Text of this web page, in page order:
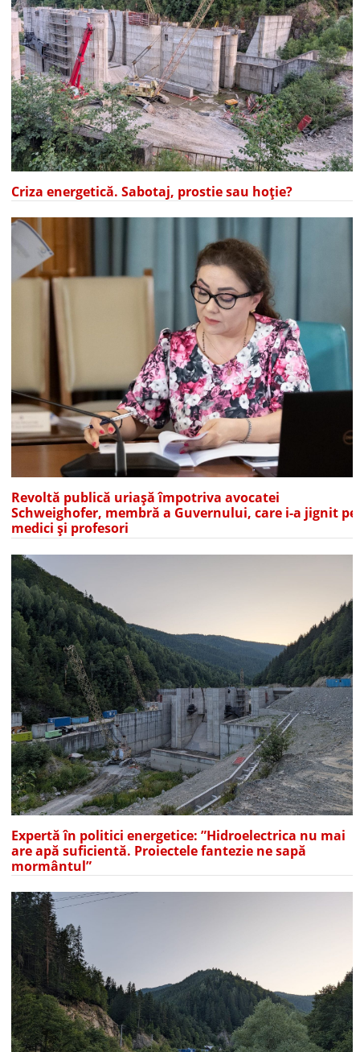
Criza energetică. Sabotaj, prostie sau hoție?
Revoltă publică uriașă împotriva avocatei
Schweighofer, membră a Guvernului, care i-a jignit pe
medici și profesori
Expertă în politici energetice: ”Hidroelectrica nu mai
are apă suficientă. Proiectele fantezie ne sapă
mormântul”